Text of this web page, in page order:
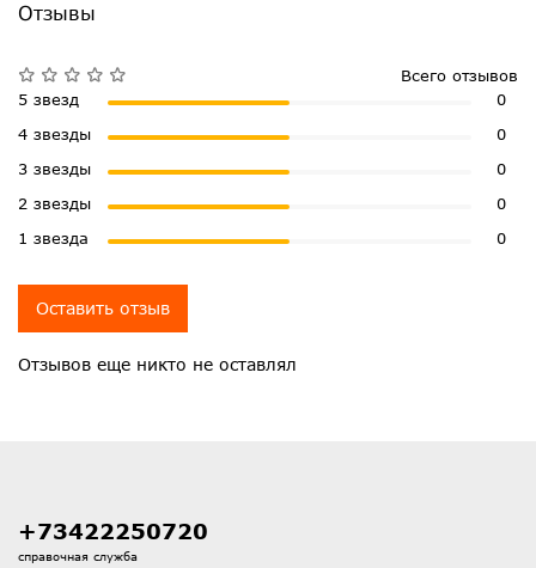
Отзывы
Отзывов еще никто не оставлял
Всего отзывов
5 звезд
0
4 звезды
0
3 звезды
0
2 звезды
0
1 звезда
0
Оставить отзыв
+73422250720
справочная служба